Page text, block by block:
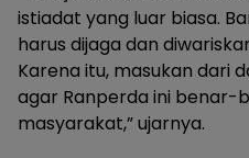
istiadat yang luar biasa.
harus dijaga dan
Karena itu, masukan dari
agar Ranperda ini benar-
masyarakat,” ujarnya.